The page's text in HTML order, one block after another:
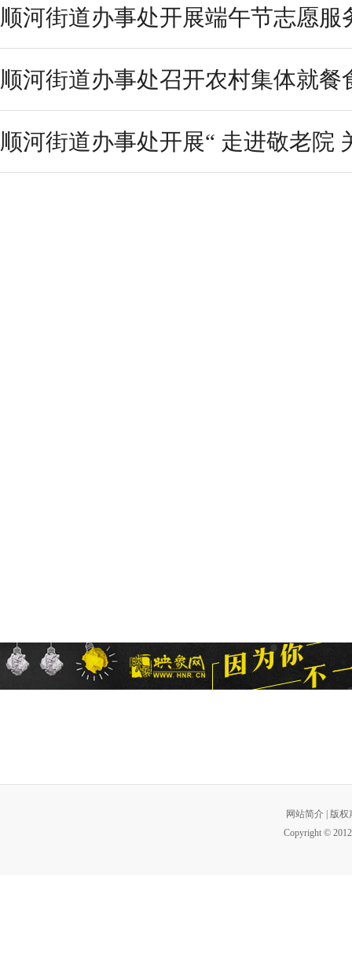
顺河街道办事处开展端午节志愿服
顺河街道办事处召开农村集体就餐
顺河街道办事处开展“ 走进敬老院
网站简介
版权
Copyright ©